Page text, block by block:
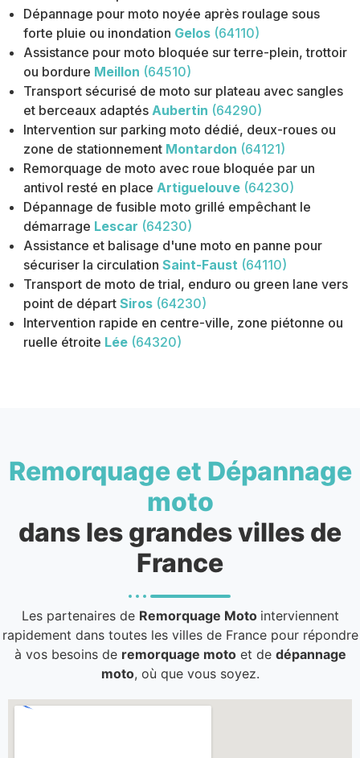
Dépannage pour moto noyée après roulage sous
forte pluie ou inondation Gelos (64110)
Assistance pour moto bloquée sur terre-plein, trottoir
ou bordure Meillon (64510)
Transport sécurisé de moto sur plateau avec sangles
et berceaux adaptés Aubertin (64290)
Intervention sur parking moto dédié, deux-roues ou
zone de stationnement Montardon (64121)
Remorquage de moto avec roue bloquée par un
antivol resté en place Artiguelouve (64230)
Dépannage de fusible moto grillé empêchant le
démarrage Lescar (64230)
Assistance et balisage d'une moto en panne pour
sécuriser la circulation Saint-Faust (64110)
Transport de moto de trial, enduro ou green lane vers
point de départ Siros (64230)
Intervention rapide en centre-ville, zone piétonne ou
ruelle étroite Lée (64320)
Remorquage et Dépannage
moto
dans les grandes villes de
France
Les partenaires de Remorquage Moto interviennent
rapidement dans toutes les villes de France pour répondre
à vos besoins de remorquage motoet de dépannage
moto, où que vous soyez.